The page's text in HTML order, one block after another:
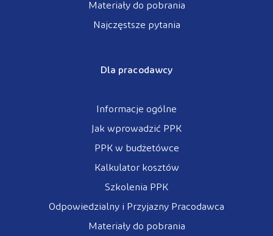
Materiały do pobrania
Najczęstsze pytania
Dla pracodawcy
Informacje ogólne
Jak wprowadzić PPK
PPK w budżetówce
Kalkulator kosztów
Szkolenia PPK
Odpowiedzialny i Przyjazny Pracodawca
Materiały do pobrania